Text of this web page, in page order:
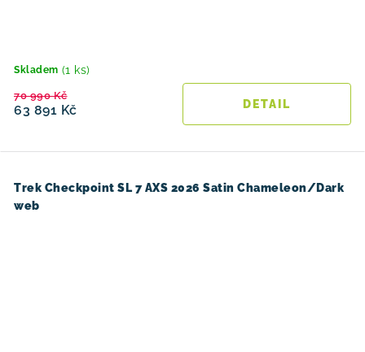
Skladem (1 ks)
63 891 Kč
70 990 Kč
Trek Checkpoint SL 7 AXS 2026 Satin Chameleon/Dark
web